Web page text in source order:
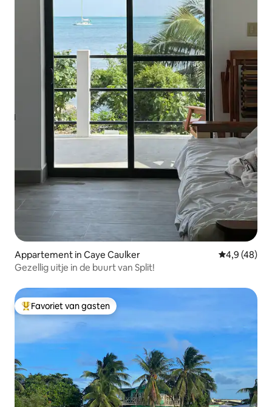
Appartement in Caye Caulker
4,9 (48)
Gezellig uitje in de buurt van Split!
Topfavoriet van gasten
Favoriet van gasten